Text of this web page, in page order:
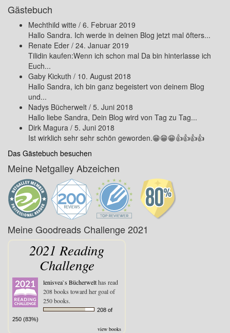
Gästebuch
Mechthild witte / 6. Februar 2019
Hallo Sandra. Ich werde in deinen Blog jetzt mal öfters...
Renate Eder / 24. Januar 2019
Tilidin kaufen:Wenn ich schon mal Da bin hinterlasse ich
Euch...
Gaby Kickuth / 10. August 2018
Hallo Sandra, ich bin ganz begeistert von deinem Blog
und...
Nadys Bücherwelt / 5. Juni 2018
Hallo liebe Sandra, Dein Blog wird von Tag zu Tag...
Dirk Magura / 5. Juni 2018
Ist wirklich sehr sehr schön geworden.😁😁😁👍👍👍👍
Das Gästebuch besuchen
Meine Netgalley Abzeichen
Meine Goodreads Challenge 2021
2021 Reading
Challenge
lenisvea`s Bücherwelthas read
208 books toward her goal of
250 books.
208 of
250 (83%)
view books